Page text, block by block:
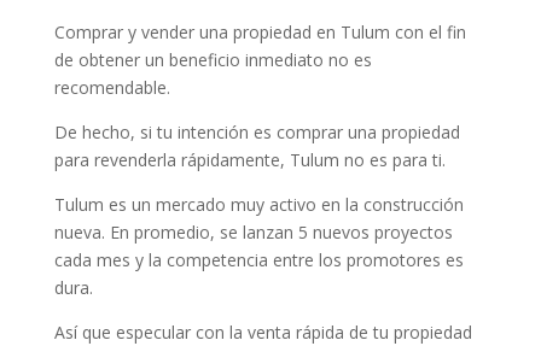
Comprar y vender una propiedad en Tulum con el fin
de obtener un beneficio inmediato no es
recomendable.
De hecho, si tu intención es comprar una propiedad
para revenderla rápidamente, Tulum no es para ti.
Tulum es un mercado muy activo en la construcción
nueva. En promedio, se lanzan 5 nuevos proyectos
cada mes y la competencia entre los promotores es
dura.
Así que especular con la venta rápida de tu propiedad